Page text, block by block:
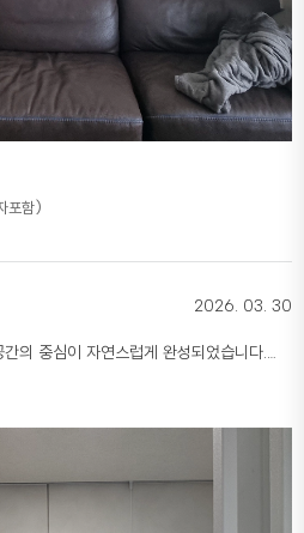
포함)
2026. 03. 30
의 중심이 자연스럽게 완성되었습니다.